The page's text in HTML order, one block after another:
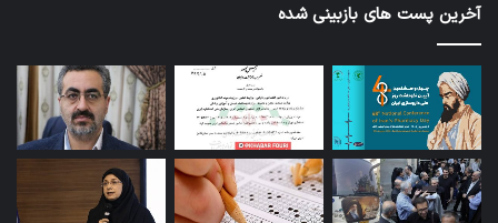
آخرین پست های بازبینی شده